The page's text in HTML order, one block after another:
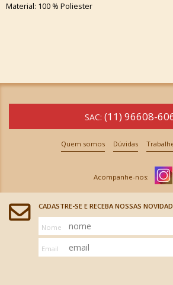
Material: 100 % Poliester
SAC: (11) 96608-
Quem somos Dúvidas
CADASTRE-SE E RECEBA NOSSAS
Nome
Email